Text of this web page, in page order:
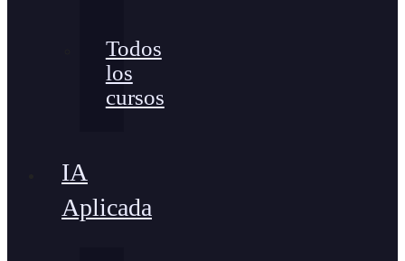
Todos
los
cursos
IA
Aplicada